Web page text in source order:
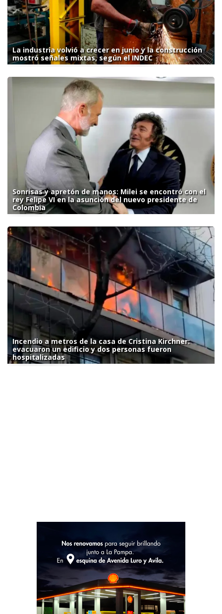
La industria volvió a crecer en junio y la construcción
mostró señales mixtas, según el INDEC
Sonrisas y apretón de manos: Milei se encontró con el
rey Felipe VI en la asunción del nuevo presidente de
Colombia
Incendio a metros de la casa de Cristina Kirchner:
evacuaron un edificio y dos personas fueron
hospitalizadas